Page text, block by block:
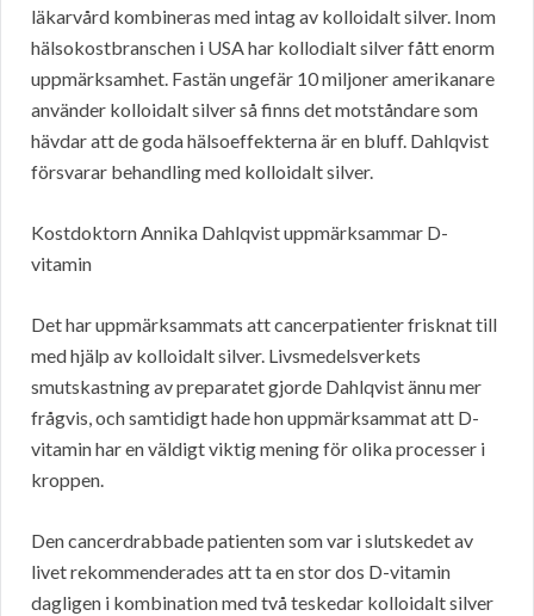
läkarvård kombineras med intag av kolloidalt silver. Inom
hälsokostbranschen i USA har kollodialt silver fått enorm
uppmärksamhet. Fastän ungefär 10 miljoner amerikanare
använder kolloidalt silver så finns det motståndare som
hävdar att de goda hälsoeffekterna är en bluff. Dahlqvist
försvarar behandling med kolloidalt silver.
Kostdoktorn Annika Dahlqvist uppmärksammar D-
vitamin
Det har uppmärksammats att cancerpatienter frisknat till
med hjälp av kolloidalt silver. Livsmedelsverkets
smutskastning av preparatet gjorde Dahlqvist ännu mer
frågvis, och samtidigt hade hon uppmärksammat att D-
vitamin har en väldigt viktig mening för olika processer i
kroppen.
Den cancerdrabbade patienten som var i slutskedet av
livet rekommenderades att ta en stor dos D-vitamin
dagligen i kombination med två teskedar kolloidalt silver